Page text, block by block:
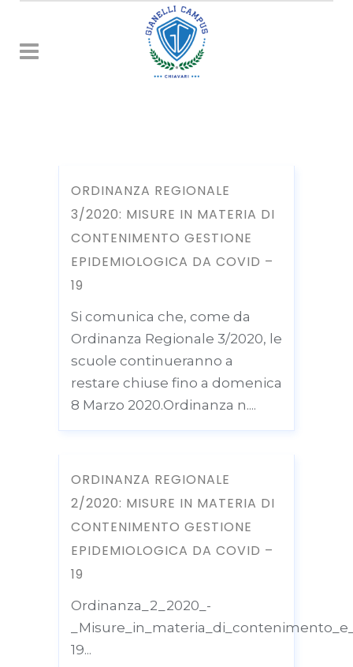
ORDINANZA REGIONALE
3/2020: MISURE IN MATERIA DI
CONTENIMENTO GESTIONE
EPIDEMIOLOGICA DA COVID –
19
Si comunica che, come da
Ordinanza Regionale 3/2020, le
scuole continueranno a
restare chiuse fino a domenica
8 Marzo 2020.Ordinanza n....
ORDINANZA REGIONALE
2/2020: MISURE IN MATERIA DI
CONTENIMENTO GESTIONE
EPIDEMIOLOGICA DA COVID –
19
Ordinanza_2_2020_-
19...